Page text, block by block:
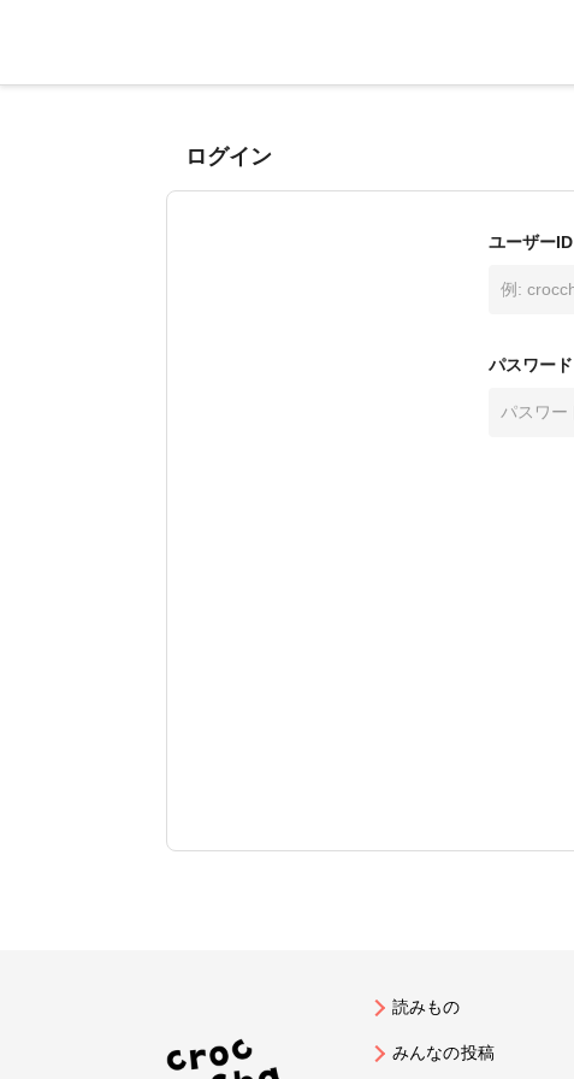
ログイン
ユーザーID
パスワード
読みもの
みんなの投稿